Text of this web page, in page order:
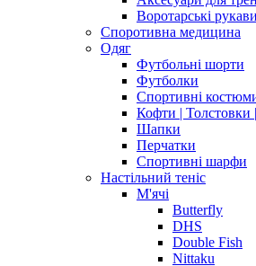
Воротарські
Споротивна медицина
Одяг
Футбольні шорти
Футболки
Спортивні
Кофти | Толстовки
Шапки
Перчатки
Спортивні шарфи
Настільний теніс
М'ячі
Butterfly
DHS
Double Fish
Nittaku